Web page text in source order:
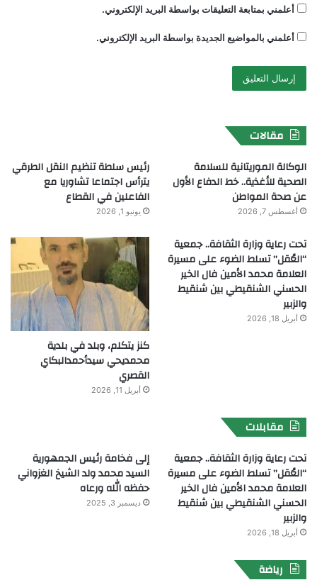
أعلمني بمتابعة التعليقات بواسطة البريد الإلكتروني.
أعلمني بالمواضيع الجديدة بواسطة البريد الإلكتروني.
مقالات
الوكالة الموريتانية للسلامة
الصحية للأغذية.. خط الدفاع الأول
عن صحة المواطن
أغسطس 7, 2026
رئيس سلطة تنظيم النقل الطرقي
يترأس اجتماعا تشاوريا مع
الفاعلين في القطاع
يونيو 1, 2026
تحت رعاية وزارة الثقافة.. جمعية
“العُقل” تسلط الضوء على مسيرة
العلامة محمد الأمين فال الخير
الحسني الشنقيطي بين شنقيط
والزبير
أبريل 18, 2026
كنز يتكلم، وبلد في بلدية
محمديحي سيدأحمدالبكاي
القصري
أبريل 11, 2026
مقابلات
تحت رعاية وزارة الثقافة.. جمعية
“العُقل” تسلط الضوء على مسيرة
العلامة محمد الأمين فال الخير
الحسني الشنقيطي بين شنقيط
والزبير
أبريل 18, 2026
إلى فخامة رئيس الجمهورية
السيد محمد ولد الشيخ الغزواني
حفظه الله ورعاه
ديسمبر 3, 2025
رياضة